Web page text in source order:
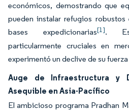
económicos, demostrando que
pueden instalar refugios
bases expedicionarias[1].
particularmente cruciales en
experimentó un declive de su
Auge de Infraestructura y
Asequible en Asia-Pacífico
El ambicioso programa Pradhan